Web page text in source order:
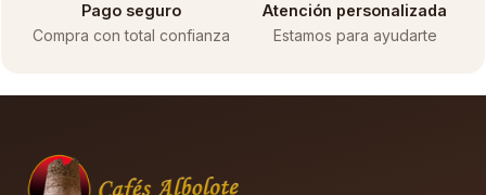
Pago seguro
Compra con total confianza
Atención personalizada
Estamos para ayudarte